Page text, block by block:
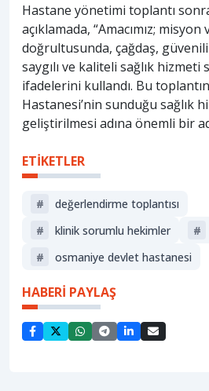
Hastane yönetimi toplantı
açıklamada, “Amacımız;
doğrultusunda, çağdaş,
saygılı ve kaliteli sağlık hizmeti
ifadelerini kullandı. Bu
Hastanesi’nin sunduğu sağlık
geliştirilmesi adına önemli bir
ETİKETLER
#
değerlendirme toplantısı
#
klinik sorumlu hekimler #
#
osmaniye devlet hastanesi
HABERİ PAYLAŞ